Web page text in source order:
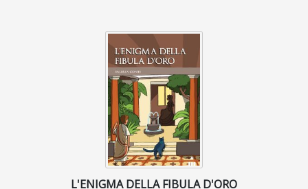
L'ENIGMA DELLA FIBULA D'ORO